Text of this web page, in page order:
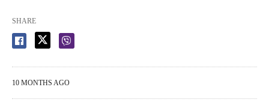
SHARE
10 MONTHS AGO